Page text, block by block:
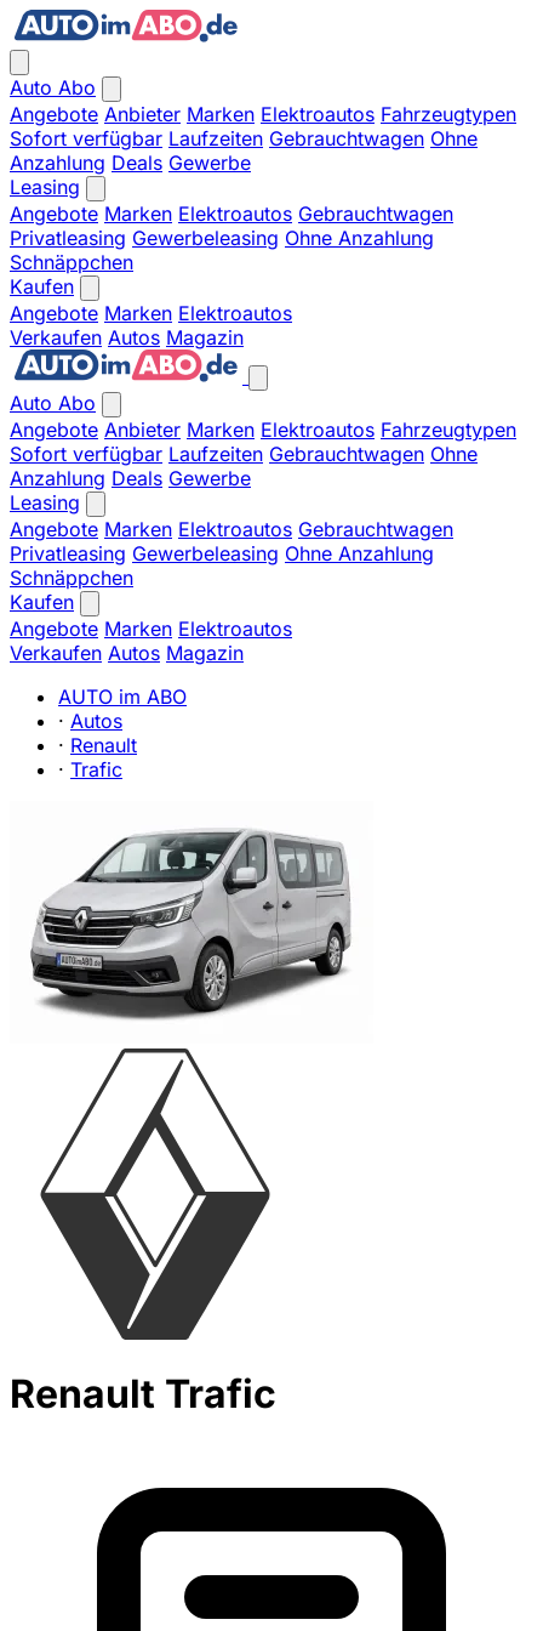
Auto Abo
Angebote Anbieter Marken Elektroautos Fahrzeugtypen
Sofort verfügbar Laufzeiten Gebrauchtwagen Ohne
Anzahlung Deals Gewerbe
Leasing
Angebote Marken Elektroautos Gebrauchtwagen
Privatleasing Gewerbeleasing Ohne Anzahlung
Schnäppchen
Kaufen
Angebote Marken Elektroautos
Verkaufen Autos Magazin
Auto Abo
Angebote Anbieter Marken Elektroautos Fahrzeugtypen
Sofort verfügbar Laufzeiten Gebrauchtwagen Ohne
Anzahlung Deals Gewerbe
Leasing
Angebote Marken Elektroautos Gebrauchtwagen
Privatleasing Gewerbeleasing Ohne Anzahlung
Schnäppchen
Kaufen
Angebote Marken Elektroautos
Verkaufen Autos Magazin
AUTO im ABO
· Autos
· Renault
· Trafic
Renault Trafic